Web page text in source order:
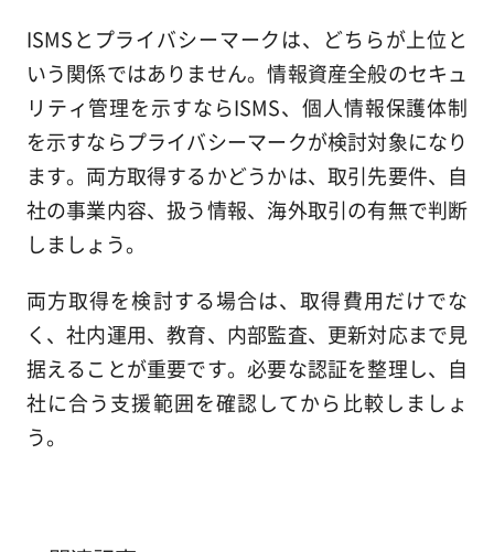
ISMSとプライバシーマークは、どちらが上位と
いう関係ではありません。情報資産全般のセキュ
リティ管理を示すならISMS、個人情報保護体制
を示すならプライバシーマークが検討対象になり
ます。両方取得するかどうかは、取引先要件、自
社の事業内容、扱う情報、海外取引の有無で判断
しましょう。
両方取得を検討する場合は、取得費用だけでな
く、社内運用、教育、内部監査、更新対応まで見
据えることが重要です。必要な認証を整理し、自
社に合う支援範囲を確認してから比較しましょ
う。